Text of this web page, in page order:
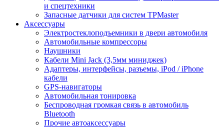
и спецтехники
Запасные датчики для систем TPMaster
Аксессуары
Электростеклоподъемники в двери автомобиля
Автомобильные компрессоры
Наушники
Кабели Mini Jack (3,5мм миниджек)
Адаптеры, интерфейсы, разъемы, iPod / iPhone
кабели
GPS-навигаторы
Автомобильная тонировка
Беспроводная громкая связь в автомобиль
Bluetooth
Прочие автоаксессуары